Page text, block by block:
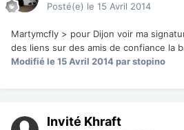
Posté(e) le 15 Avril 2014
Martymcfly > pour Dijon voir ma
des liens sur des amis de confiance la
Modifiéle 15 Avril 2014par stopino
Invité Khraft